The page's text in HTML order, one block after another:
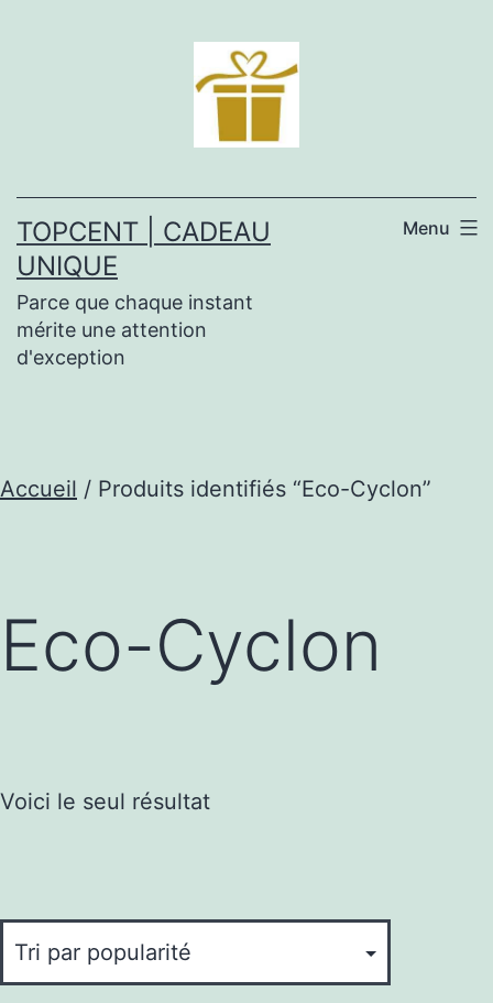
TOPCENT | CADEAU
UNIQUE
Parce que chaque instant
mérite une attention
d'exception
Menu
Accueil / Produits identifiés “Eco-Cyclon”
Eco-Cyclon
Voici le seul résultat